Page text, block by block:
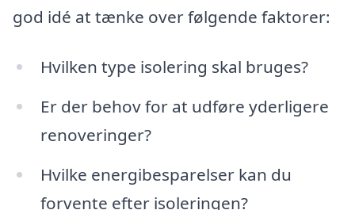
god idé at tænke over følgende faktorer:
Hvilken type isolering skal bruges?
Er der behov for at udføre yderligere
renoveringer?
Hvilke energibesparelser kan du
forvente efter isoleringen?